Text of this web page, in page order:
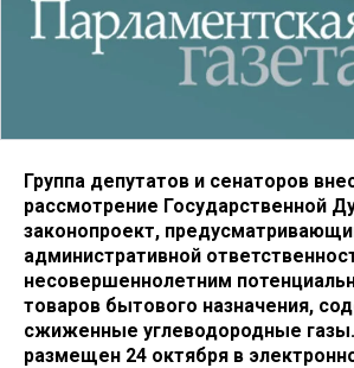
Группа депутатов и сенаторов
рассмотрение Государственной
законопроект,
административной
несовершеннолетним
товаров бытового назначения,
сжиженные углеводородные
размещен 24 октября в